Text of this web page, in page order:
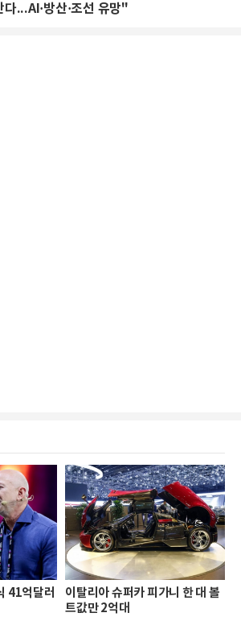
...AI·방산·조선 유망"
41억달러
이탈리아 슈퍼카 피가니 한 대 볼
트값만 2억대